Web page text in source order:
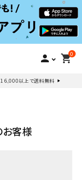
person 0
shopping_cart
以上で送料無料
客様